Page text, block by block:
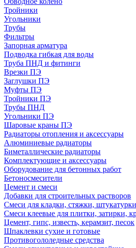
Тройники
Угольники
Трубы
Фильтры
Запорная арматура
Подводка гибкая для воды
Труба ПНД и фитинги
Врезки ПЭ
Заглушки ПЭ
Муфты ПЭ
Тройники ПЭ
Трубы ПНД
Угольники ПЭ
Шаровые краны ПЭ
Радиаторы отопления и аксессуары
Алюминиевые радиаторы
Биметаллические радиаторы
Комплектующие и аксессуары
Оборудование для бетонных работ
Бетоносмесители
Цемент и смеси
Добавки для строительных растворов
Смеси для кладки, стяжки, штукатурки
Смеси клеевые для плитки, затирки,
Цемент, гипс, известь, керамзит, песок
Шпаклевки сухие и готовые
Противогололедные средства